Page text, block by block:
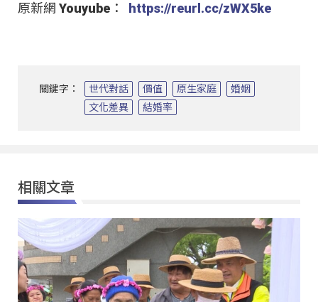
原新網 Youyube：
https://reurl.cc/zWX5ke
關鍵字： 世代對話 價值 原生家庭
婚姻
文化差異
結婚率
相關文章